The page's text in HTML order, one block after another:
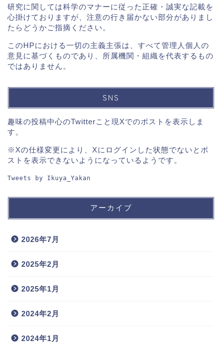
研究に関しては科学のマナーに従った正確・誠実な記載を
心掛けておりますが、注意の行き届かない部分がありまし
たらどうかご指摘ください。
このHPにおける一切の主義主張は、すべて管理人個人の
意見に基づくものであり、所属機関・組織を代表するもの
ではありません。
SNS
趣味の投稿中心のTwitterこと現Xでのポストを表示しま
す。
※Xの仕様変更により、Xにログインした状態でないとポ
ストを表示できないようになっているようです。
Tweets by Ikuya_Yakan
アーカイブ
2026年7月
2025年2月
2025年1月
2024年2月
2024年1月